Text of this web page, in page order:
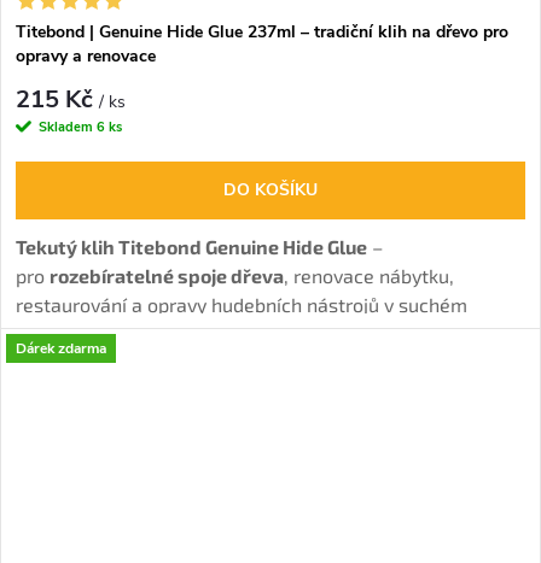
Titebond | Genuine Hide Glue 237ml – tradiční klih na dřevo pro
opravy a renovace
215 Kč/ ks
Skladem 6 ks
DO KOŠÍKU
Tekutý klih Titebond Genuine Hide Glue –
pro rozebíratelné spoje dřeva, renovace nábytku,
restaurování a opravy hudebních nástrojů v suchém
interiéru.
Dárek zdarma